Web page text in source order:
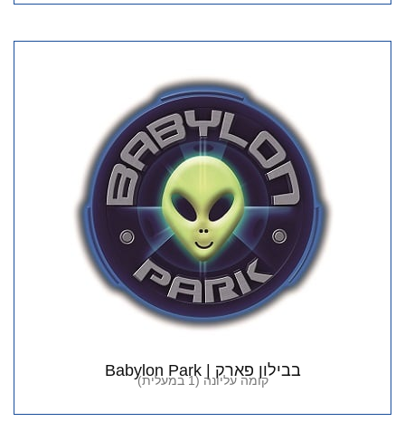
בבילון פארק | Babylon Park
קומה עליונה (1 במעלית)